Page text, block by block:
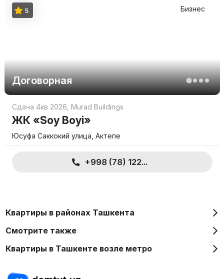
Бизнес
Договорная
5
Сдача 4кв 2026 Murad Buildings
ЖК «Soy Boyi»
Юсуфа Саккокий улица, Актепе
+998 (78) 122...
Квартиры в районах Ташкента
Смотрите также
Квартиры в Ташкенте возле метро